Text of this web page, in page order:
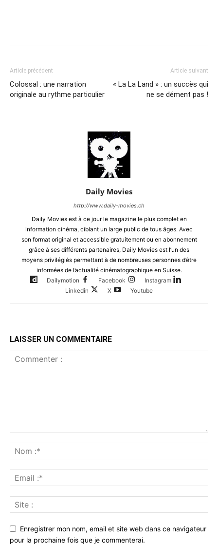
Article précédent
Colossal : une narration
originale au rythme particulier
Article suivant
« La La Land » : un succès qui
ne se dément pas !
Daily Movies
http://www.daily-movies.ch
Daily Movies est à ce jour le magazine le plus complet en
information cinéma, ciblant un large public de tous âges. Avec
son format original et accessible gratuitement ou en abonnement
grâce à ses différents partenaires, Daily Movies est l’un des
moyens privilégiés permettant à de nombreuses personnes d’être
informées de l’actualité cinématographique en Suisse.
Dailymotion
Facebook
Instagram
Linkedin
X Youtube
LAISSER UN COMMENTAIRE
Enregistrer mon nom, email et site web dans ce navigateur
pour la prochaine fois que je commenterai.